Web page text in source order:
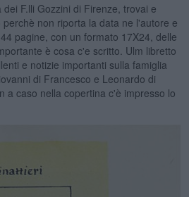
F.lli Gozzini di Firenze, trovai e
non riporta la data ne l'autore e
pagine, con un formato 17X24, delle
è cosa c'e scritto. Ulm libretto
e notizie importanti sulla famiglia
di Francesco e Leonardo di
a caso nella copertina c'è impresso lo